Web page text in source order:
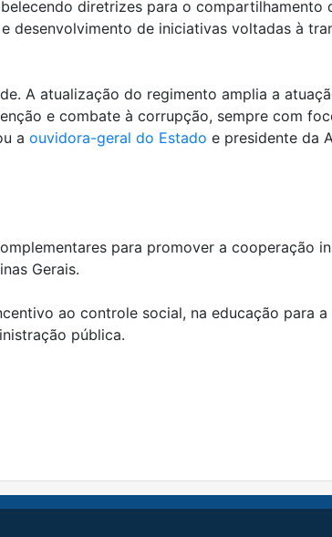
diretrizes para o compartilhamento
desenvolvimento de iniciativas voltadas à
A atualização do regimento amplia a
e combate à corrupção, sempre com
a ouvidora-geral do Estado e presidente da
para promover a cooperação
Gerais.
ao controle social, na educação para a
pública.